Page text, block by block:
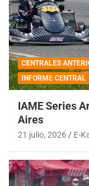
CENTRALES
INFORME CENTRAL
IAME Series
Aires
21 julio, 2026 E-